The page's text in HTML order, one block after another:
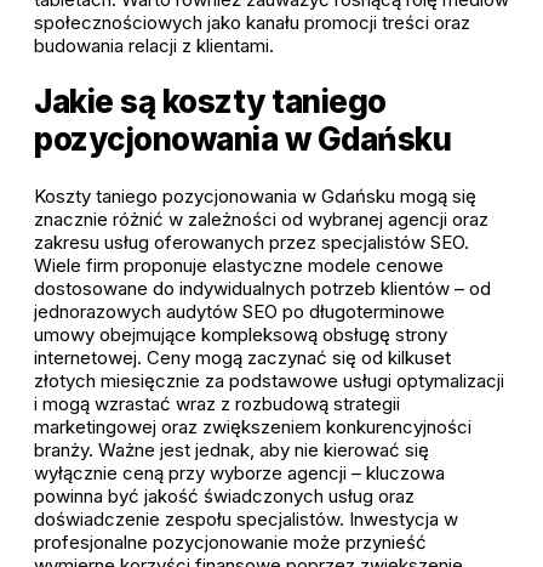
społecznościowych jako kanału promocji treści oraz
budowania relacji z klientami.
Jakie są koszty taniego
pozycjonowania w Gdańsku
Koszty taniego pozycjonowania w Gdańsku mogą się
znacznie różnić w zależności od wybranej agencji oraz
zakresu usług oferowanych przez specjalistów SEO.
Wiele firm proponuje elastyczne modele cenowe
dostosowane do indywidualnych potrzeb klientów – od
jednorazowych audytów SEO po długoterminowe
umowy obejmujące kompleksową obsługę strony
internetowej. Ceny mogą zaczynać się od kilkuset
złotych miesięcznie za podstawowe usługi optymalizacji
i mogą wzrastać wraz z rozbudową strategii
marketingowej oraz zwiększeniem konkurencyjności
branży. Ważne jest jednak, aby nie kierować się
wyłącznie ceną przy wyborze agencji – kluczowa
powinna być jakość świadczonych usług oraz
doświadczenie zespołu specjalistów. Inwestycja w
profesjonalne pozycjonowanie może przynieść